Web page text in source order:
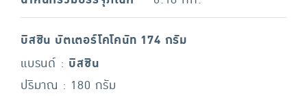
บิสชิน บัตเตอร์โคโคนัท 174 กรัม
แบรนด์ : บิสชิน
ปริมาณ : 180 กรัม